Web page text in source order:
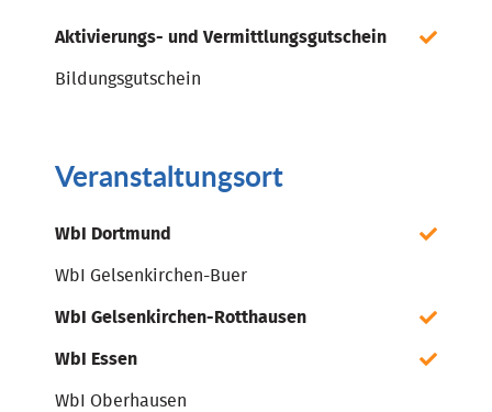
Aktivierungs- und Vermittlungsgutschein
Bildungsgutschein
Veranstaltungsort
WbI Dortmund
WbI Gelsenkirchen-Buer
WbI Gelsenkirchen-Rotthausen
WbI Essen
WbI Oberhausen